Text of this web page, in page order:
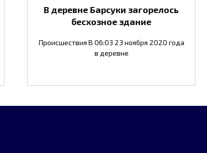
В деревне Барсуки загорелось
бесхозное здание
Происшествия В 06:03 23 ноября 2020 года
в деревне